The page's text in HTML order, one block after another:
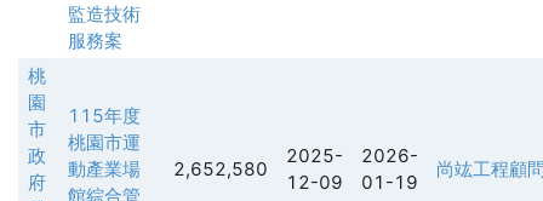
監造技術
服務案
桃
園
市
政
府
115年度
桃園市運
動產業場
館綜合管
2,652,580
2025-
12-09
2026-
01-19
尚竑工程顧